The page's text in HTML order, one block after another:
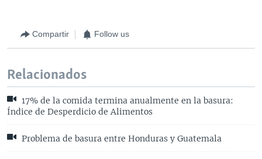
Compartir Follow us
Relacionados
17% de la comida termina anualmente en la basura:
Índice de Desperdicio de Alimentos
Problema de basura entre Honduras y Guatemala